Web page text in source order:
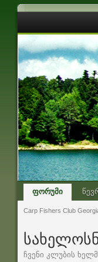
ფორუმი
Carp Fishers Club
ჩვენი კლუბის